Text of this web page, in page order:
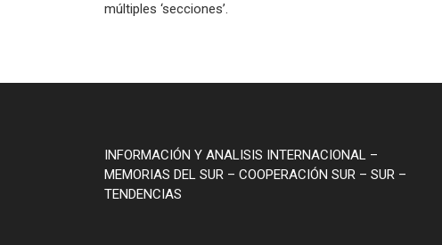
múltiples ‘secciones’.
INFORMACIÓN Y ANALISIS INTERNACIONAL –
MEMORIAS DEL SUR – COOPERACIÓN SUR – SUR –
TENDENCIAS